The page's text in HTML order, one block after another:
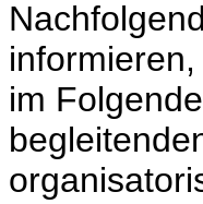
im